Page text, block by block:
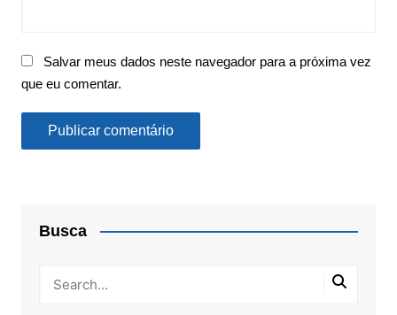
Salvar meus dados neste navegador para a próxima vez
que eu comentar.
Busca